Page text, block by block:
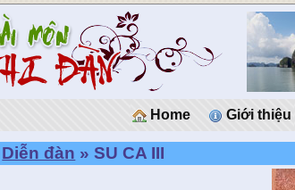
Home Giới thiệu
Diễn đàn » SU CA III